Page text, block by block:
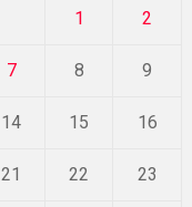
1 2
7 8 9
14 15 16
21 22 23